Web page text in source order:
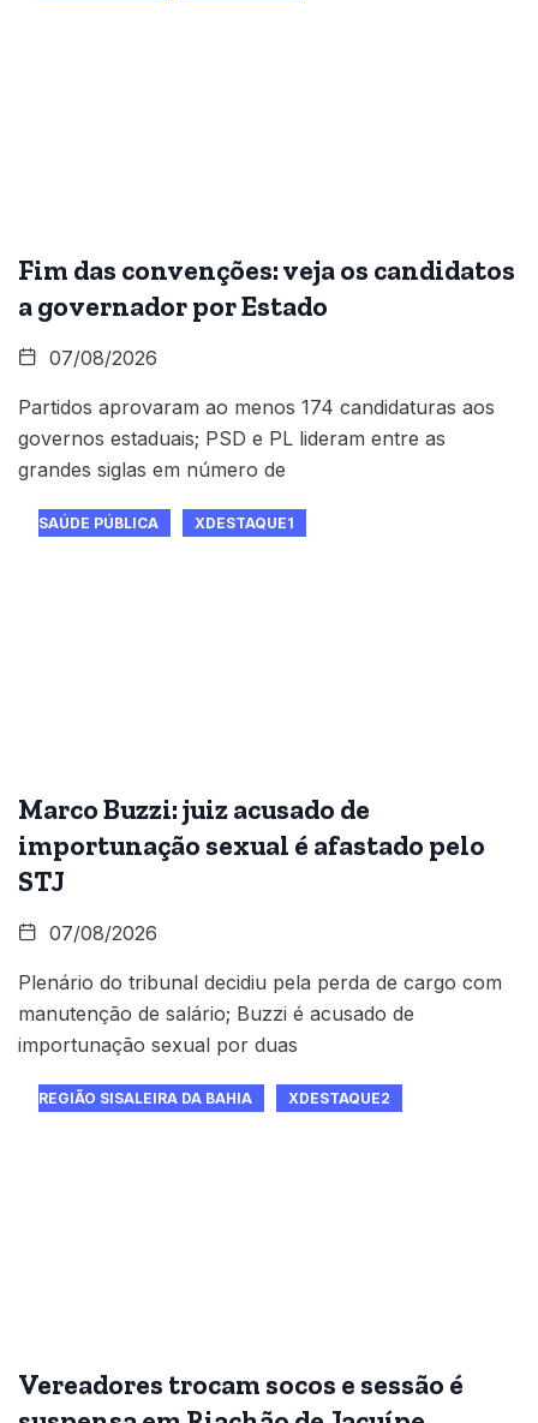
Fim das convenções: veja os candidatos
a governador por Estado
07/08/2026
Partidos aprovaram ao menos 174 candidaturas aos
governos estaduais; PSD e PL lideram entre as
grandes siglas em número de
SAÚDE PÚBLICA XDESTAQUE1
Marco Buzzi: juiz acusado de
importunação sexual é afastado pelo
STJ
07/08/2026
Plenário do tribunal decidiu pela perda de cargo com
manutenção de salário; Buzzi é acusado de
importunação sexual por duas
REGIÃO SISALEIRA DA BAHIA XDESTAQUE2
Vereadores trocam socos e sessão é